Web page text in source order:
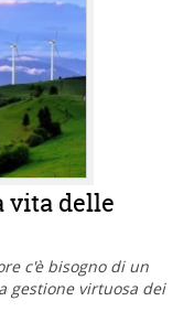
vita delle
c'è bisogno di un
gestione virtuosa dei